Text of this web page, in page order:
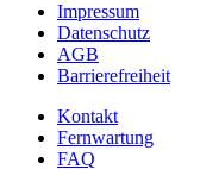
Impressum
Datenschutz
AGB
Barrierefreiheit
Kontakt
Fernwartung
FAQ